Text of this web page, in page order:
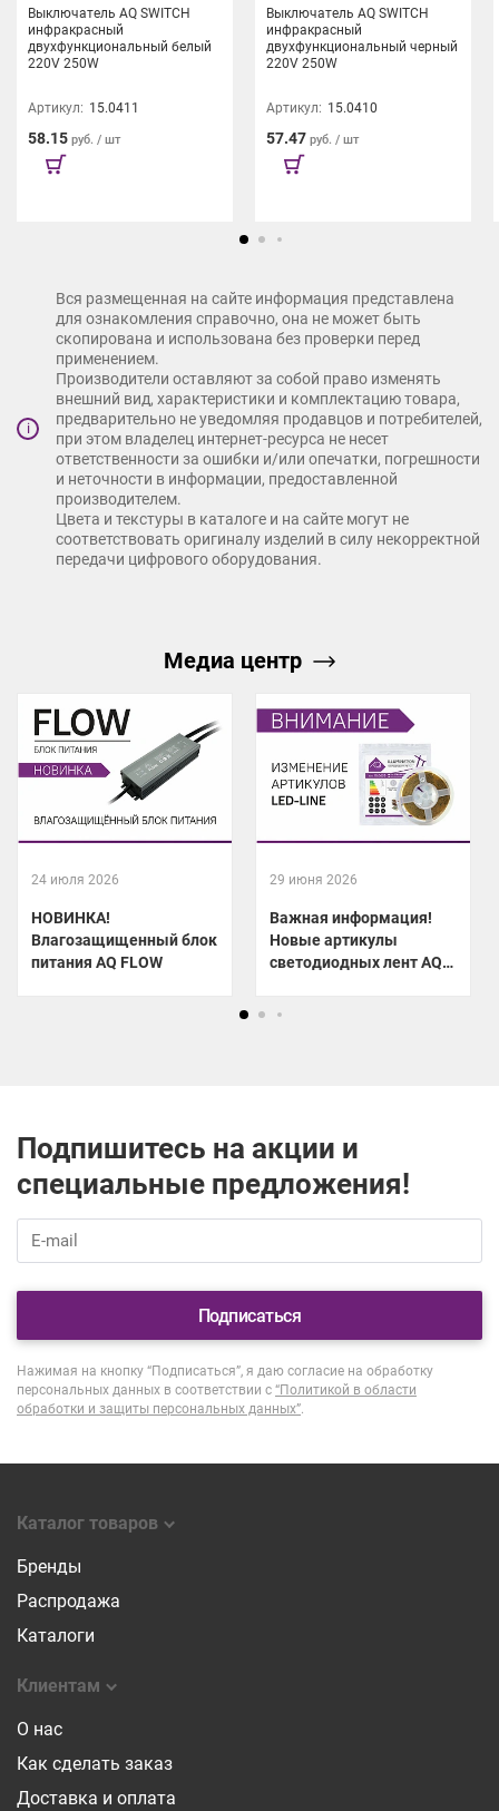
Дизайн интерьера – подсветка дверных и оконных проемов,
встроенной мебели, закарнизной подсветки натяжных и
Освещение входной группы здания – ступеней дома,
лестницы, ниш, прихожей.
создание светящихся надписей, освещение аварийного
выхода и т.д.
Лента COB AQ Illumination:
- представлена в индивидуальной упаковке – брендированном
фольгированном пакете с застёжкой зип-лок;
- длина ленты 5м – намотана на пластиковую катушку;
- с обоих концов лента оснащена проводами для подключения;
Лента COB AQ Illumination прошла тщательную экспертизу в
собственной лаборатории компании Westline, что
подтверждается гарантией 5 лет
радовать ваших клиентов.
Выключатель AQ SWITCH
инфракрасный
двухфункциональный белый
220V 250W
Артикул: 15.0411
58.15 руб. / шт
Выключатель AQ SWITCH
инфракрасный
двухфункциональный черный
220V 250W
Артикул: 15.0410
57.47 руб. / шт
i
Вся размещенная на сайте информация представлена
для ознакомления справочно, она не может быть
скопирована и использована без проверки перед
применением.
Производители оставляют за собой право изменять
внешний вид, характеристики и комплектацию товара,
предварительно не уведомляя продавцов и потребителей,
при этом владелец интернет-ресурса не несет
ответственности за ошибки и/или опечатки, погрешности
и неточности в информации, предоставленной
производителем.
Цвета и текстуры в каталоге и на сайте могут не
соответствовать оригиналу изделий в силу некорректной
передачи цифрового оборудования.
Медиа центр
24 июля 2026
НОВИНКА!
Влагозащищенный блок
питания AQ FLOW
29 июня 2026
Важная информация!
Новые артикулы
светодиодных лент AQ
Подпишитесь на акции и
специальные предложения!
Подписаться
Нажимая на кнопку “Подписаться”, я даю согласие на обработку
персональных данных в соответствии с “Политикой в области
обработки и защиты персональных данных”.
Каталог товаров
Бренды
Распродажа
Каталоги
Клиентам
О нас
Как сделать заказ
Доставка и оплата